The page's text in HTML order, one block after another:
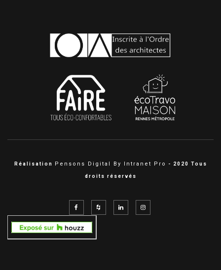
Réalisation Pensons Digital By Intranet Pro - 2020 Tous
droits réservés